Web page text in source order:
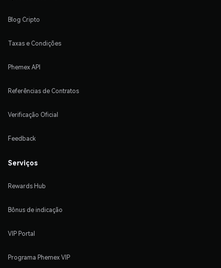
Blog Cripto
Taxas e Condições
Phemex API
Referências de Contratos
Verificação Oficial
Feedback
Serviços
Rewards Hub
Bônus de indicação
VIP Portal
Programa Phemex VIP